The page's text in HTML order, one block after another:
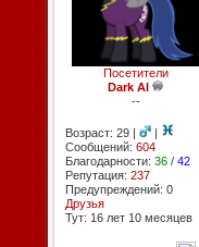
Посетители
Dark Al
--
Возраст: 29 |
|
Сообщений: 604
Благодарности: 36/ 42
Репутация: 237
Предупреждений: 0
Друзья
Тут: 16 лет 10 месяцев